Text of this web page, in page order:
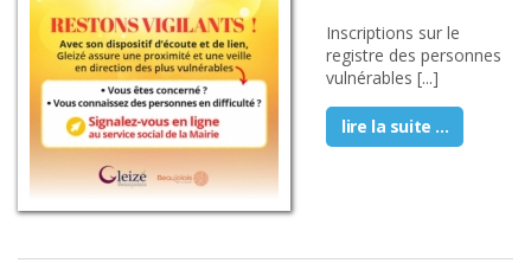
Inscriptions sur le
registre des personnes
vulnérables [...]
lire la suite ...